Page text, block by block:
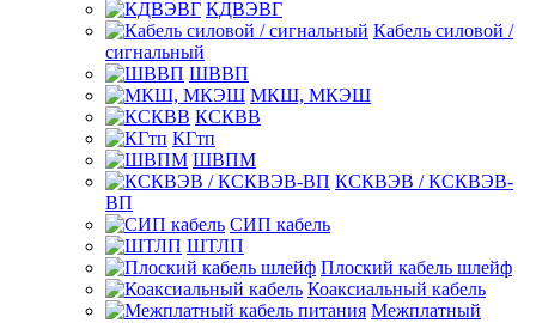
КДВЭВГ
Кабель силовой /
сигнальный
ШВВП
МКШ, МКЭШ
КСКВВ
КГтп
ШВПМ
КСКВЭВ / КСКВЭВ-
ВП
СИП кабель
ШТЛП
Плоский кабель шлейф
Коаксиальный кабель
Межплатный